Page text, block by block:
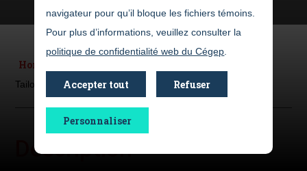
Home
Tailored courses
Description
navigateur pour qu’il bloque les fichiers témoins.
Pour plus d’informations, veuillez consulter la
politique de confidentialité web du Cégep
Accepter tout Refuser
Personnaliser